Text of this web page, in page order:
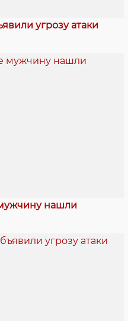
угрозу атаки
нашли